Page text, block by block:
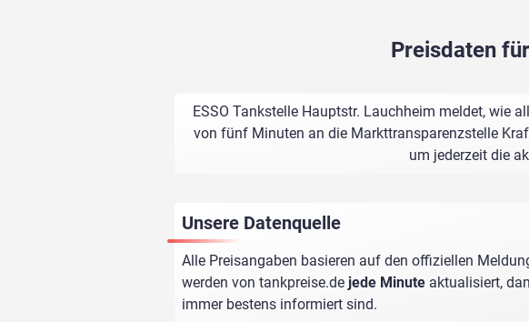
Preisdaten
ESSO Tankstelle Hauptstr. Lauchheim meldet, wie
von fünf Minuten an die Markttransparenzstelle
um jederzeit die
Unsere Datenquelle
Alle Preisangaben basieren auf den offiziellen
werden von tankpreise.de jede Minute aktualisiert,
immer bestens informiert sind.